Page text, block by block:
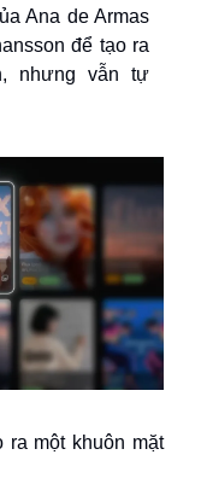
Ana de Armas
để tạo ra
nhưng vẫn tự
ra một khuôn mặt